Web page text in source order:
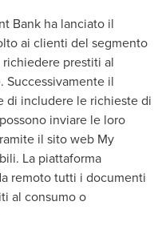
Bank ha lanciato il
ai clienti del segmento
prestiti al
Successivamente il
di includere le richieste di
inviare le loro
il sito web My
La piattaforma
remoto tutti i documenti
al consumo o